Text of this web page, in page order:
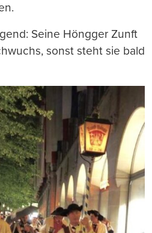
Seine Höngger Zunft
sonst steht sie bald